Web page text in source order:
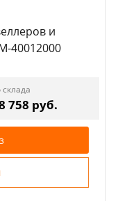
и
40012000
758 руб.